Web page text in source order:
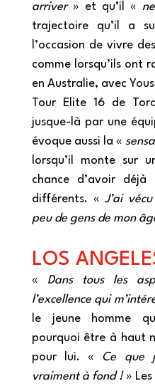
arriver» et qu’il «
trajectoire qu’il a
l’occasion de vivre
comme lorsqu’ils ont
en Australie, avec
Tour Elite 16 de
jusque-là par une
évoque aussi la «
lorsqu’il monte sur
chance d’avoir
différents. «J’ai
peu de gens de mon
LOS
« Dans tous les
l’excellence qui
le jeune homme
pourquoi être à haut
pour lui. « Ce que
vraiment à fond ! »